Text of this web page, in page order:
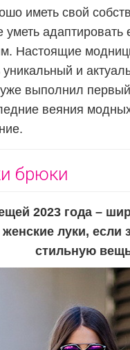
иметь свой
адаптировать
Настоящие
уникальный и
выполнил первый
веяния
брюки
2023 года –
луки, если
стильную